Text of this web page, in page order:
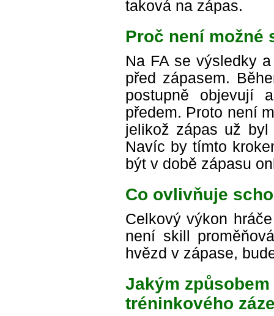
taková na zápas.
Proč není možné
Na FA se výsledky
před zápasem.
postupně objevují
předem. Proto není
jelikož zápas už byl
Navíc by tímto
být v době zápasu
Co ovlivňuje
Celkový výkon
není skill
hvězd v zápase,
Jakým
tréninkového